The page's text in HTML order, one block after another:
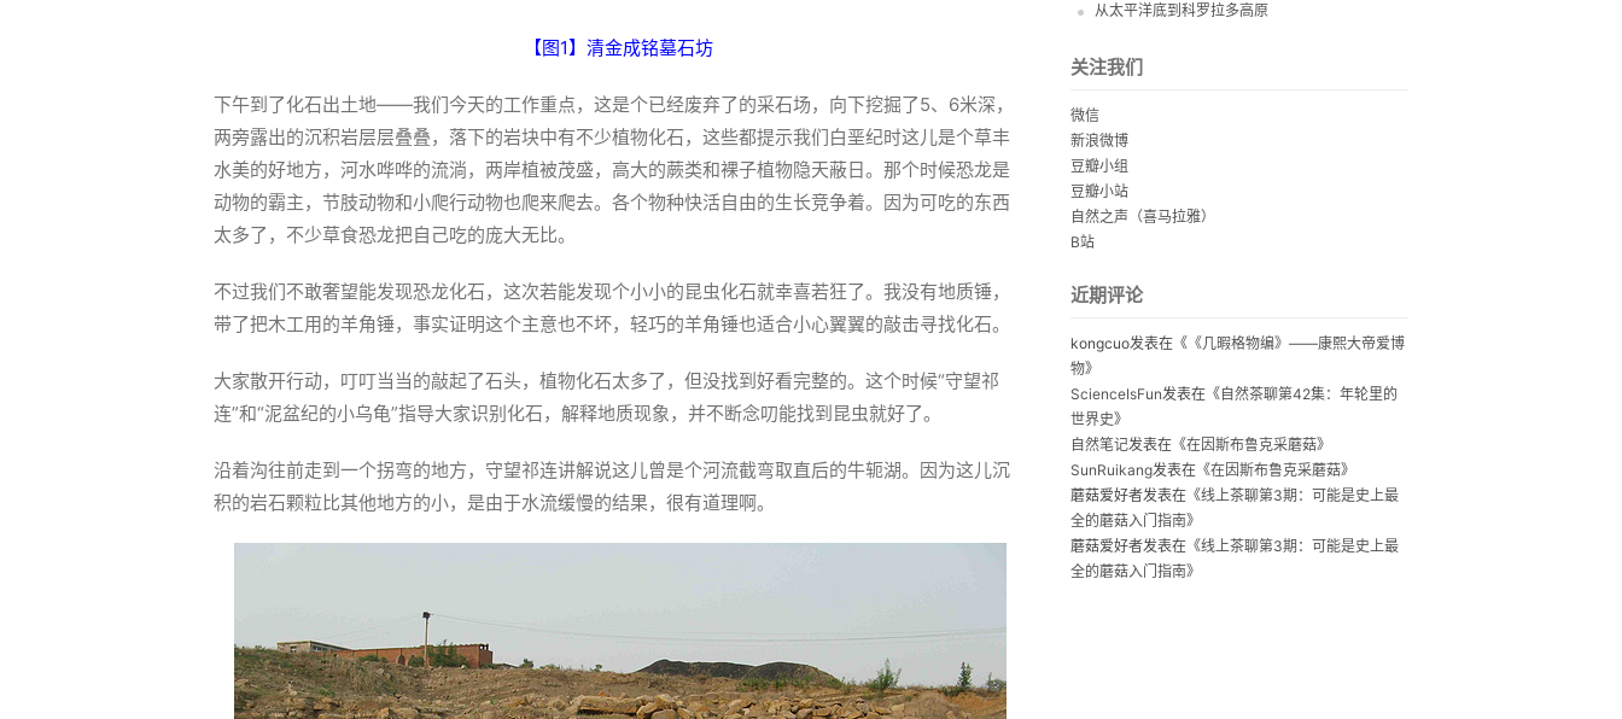
【图1】清金成铭墓石坊
下午到了化石出土地——我们今天的工作重点，这是个已经废弃了的采石场，向下挖掘了5、6米深，
两旁露出的沉积岩层层叠叠，落下的岩块中有不少植物化石，这些都提示我们白垩纪时这儿是个草丰
水美的好地方，河水哗哗的流淌，两岸植被茂盛，高大的蕨类和裸子植物隐天蔽日。那个时候恐龙是
动物的霸主，节肢动物和小爬行动物也爬来爬去。各个物种快活自由的生长竞争着。因为可吃的东西
太多了，不少草食恐龙把自己吃的庞大无比。
不过我们不敢奢望能发现恐龙化石，这次若能发现个小小的昆虫化石就幸喜若狂了。我没有地质锤，
带了把木工用的羊角锤，事实证明这个主意也不坏，轻巧的羊角锤也适合小心翼翼的敲击寻找化石。
大家散开行动，叮叮当当的敲起了石头，植物化石太多了，但没找到好看完整的。这个时候“守望祁
连”和“泥盆纪的小乌龟”指导大家识别化石，解释地质现象，并不断念叨能找到昆虫就好了。
沿着沟往前走到一个拐弯的地方，守望祁连讲解说这儿曾是个河流截弯取直后的牛轭湖。因为这儿沉
积的岩石颗粒比其他地方的小，是由于水流缓慢的结果，很有道理啊。
从太平洋底到科罗拉多高原
关注我们
微信
新浪微博
豆瓣小组
豆瓣小站
自然之声（喜马拉雅）
B站
近期评论
kongcuo发表在《 《几暇格物编》——康熙大帝爱博
物》
ScienceIsFun发表在《 自然茶聊第42集：年轮里的
世界史》
自然笔记发表在《在因斯布鲁克采蘑菇》
SunRuikang发表在《在因斯布鲁克采蘑菇》
蘑菇爱好者发表在《线上茶聊第3期：可能是史上最
全的蘑菇入门指南》
蘑菇爱好者发表在《线上茶聊第3期：可能是史上最
全的蘑菇入门指南》